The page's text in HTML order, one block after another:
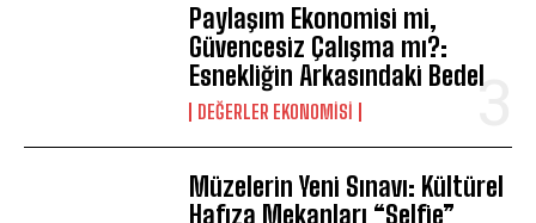
Paylaşım Ekonomisi mi,
Güvencesiz Çalışma mı?:
Esnekliğin Arkasındaki Bedel
DEĞERLER EKONOMISI
Müzelerin Yeni Sınavı: Kültürel
Hafıza Mekanları “Selfie”